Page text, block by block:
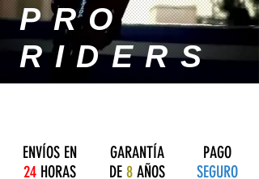
PRO
RIDERS
ENVÍOS EN
24 HORAS
GARANTÍA
DE 8 AÑOS
PAGO
SEGURO